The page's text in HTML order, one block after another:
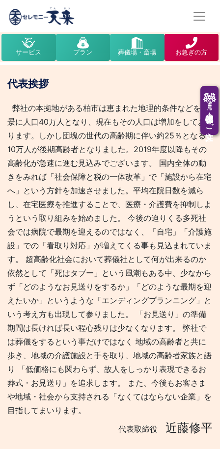
供花・供物のご注文
サービス プラン 葬儀場・斎場 お急ぎの方
代表挨拶
弊社の本拠地がある柏市は恵まれた地理的条件などを背
景に人口40万人となり、現在もその人口は増加をしてお
ります。しかし団塊の世代の高齢期に伴い約25％となる
10万人が後期高齢者となりました。2019年度以降もその
高齢化が急速に進む見込みでございます。 国内全体の動
きをみれば「社会保障と税の一体改革」で「施設から在宅
へ」という方針を加速させました。平均在院日数を減ら
し、在宅医療を推進することで、医療・介護費を抑制しよ
うという取り組みを始めました。 今後の迫りくる多死社
会では病院で最期を迎えるのではなく、「自宅」「介護施
設」での「看取り対応」が増えてくる事も見込まれていま
す。 超高齢化社会において葬儀社として何が出来るのか
依然として「死はタブー」という風潮もある中、少なから
ず「どのようなお見送りをするか」「どのような最期を迎
えたいか」というような「エンディングプランニング」と
いう考え方も出現して参りました。 「お見送り」の準備
期間は長ければ長い程心残りは少なくなります。 弊社で
は葬儀をするという事だけではなく 地域の高齢者と共に
歩き、地域の介護施設と手を取り、地域の高齢者家族と語
り 「低価格にも関わらず、故人をしっかり表現できるお
葬式・お見送り」を追求します。 また、今後もお客さま
や地域・社会から支持される「なくてはならない企業」を
目指してまいります。
代表取締役 近藤修平